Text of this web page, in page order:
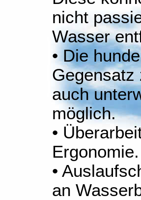
nicht
Wasser
• Die
Gegensatz
auch
möglich.
•
Ergonomie.
•
an